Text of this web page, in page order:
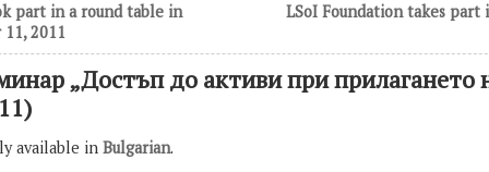
part in a round table in
2011
LSoI Foundation takes
„Достъп до активи при прилагането
available inBulgarian.